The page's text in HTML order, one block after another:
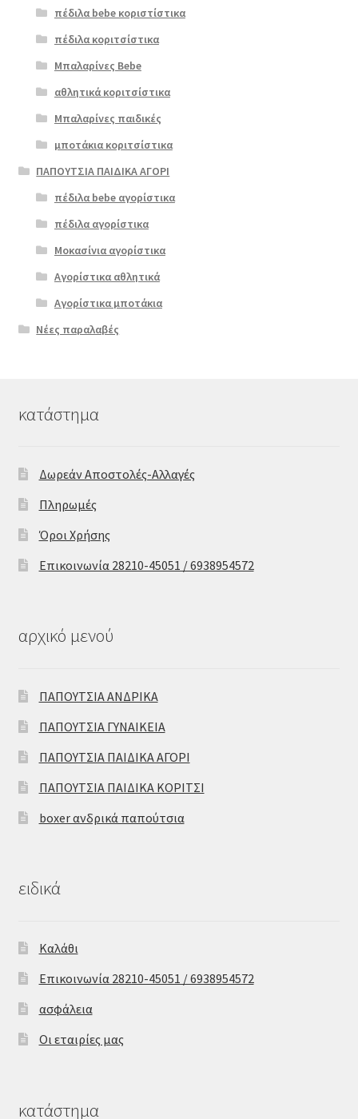
πέδιλα bebe κοριστίστικα
πέδιλα κοριτσίστικα
Μπαλαρίνες Bebe
αθλητικά κοριτσίστικα
Μπαλαρίνες παιδικές
μποτάκια κοριτσίστικα
ΠΑΠΟΥΤΣΙΑ ΠΑΙΔΙΚΑ ΑΓΟΡΙ
πέδιλα bebe αγορίστικα
πέδιλα αγορίστικα
Μοκασίνια αγορίστικα
Αγορίστικα αθλητικά
Αγορίστικα μποτάκια
Νέες παραλαβές
κατάστημα
Δωρεάν Αποστολές-Αλλαγές
Πληρωμές
Όροι Χρήσης
Επικοινωνία 28210-45051 / 6938954572
αρχικό μενού
ΠΑΠΟΥΤΣΙΑ ΑΝΔΡΙΚΑ
ΠΑΠΟΥΤΣΙΑ ΓΥΝΑΙΚΕΙΑ
ΠΑΠΟΥΤΣΙΑ ΠΑΙΔΙΚΑ ΑΓΟΡΙ
ΠΑΠΟΥΤΣΙΑ ΠΑΙΔΙΚΑ ΚΟΡΙΤΣΙ
boxer ανδρικά παπούτσια
ειδικά
Καλάθι
Επικοινωνία 28210-45051 / 6938954572
ασφάλεια
Οι εταιρίες μας
κατάστημα